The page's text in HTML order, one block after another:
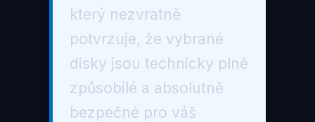
který nezvratně
potvrzuje, že vybrané
disky jsou technicky plně
způsobilé a absolutně
bezpečné pro váš